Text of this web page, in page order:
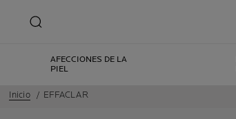
AFECCIONES DE LA
PIEL
Inicio EFFACLAR